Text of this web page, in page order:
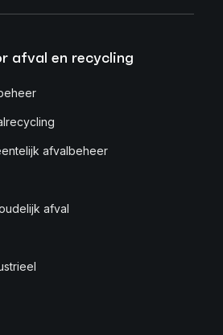
afval en recycling
afvalbeheer
afval